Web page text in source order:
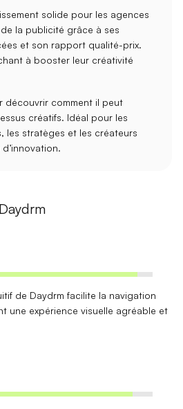
solide pour les agences
la publicité grâce à ses
et son rapport qualité-prix.
à booster leur créativité
découvrir comment il peut
créatifs. Idéal pour les
, les stratèges et les créateurs
de Daydrm facilite la navigation
une expérience visuelle agréable et